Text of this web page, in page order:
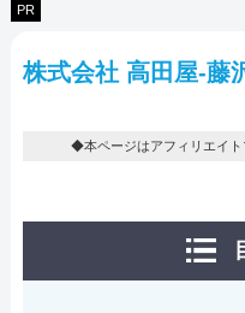
PR
株式会社 高田屋-藤
◆本ページはアフィリエイト